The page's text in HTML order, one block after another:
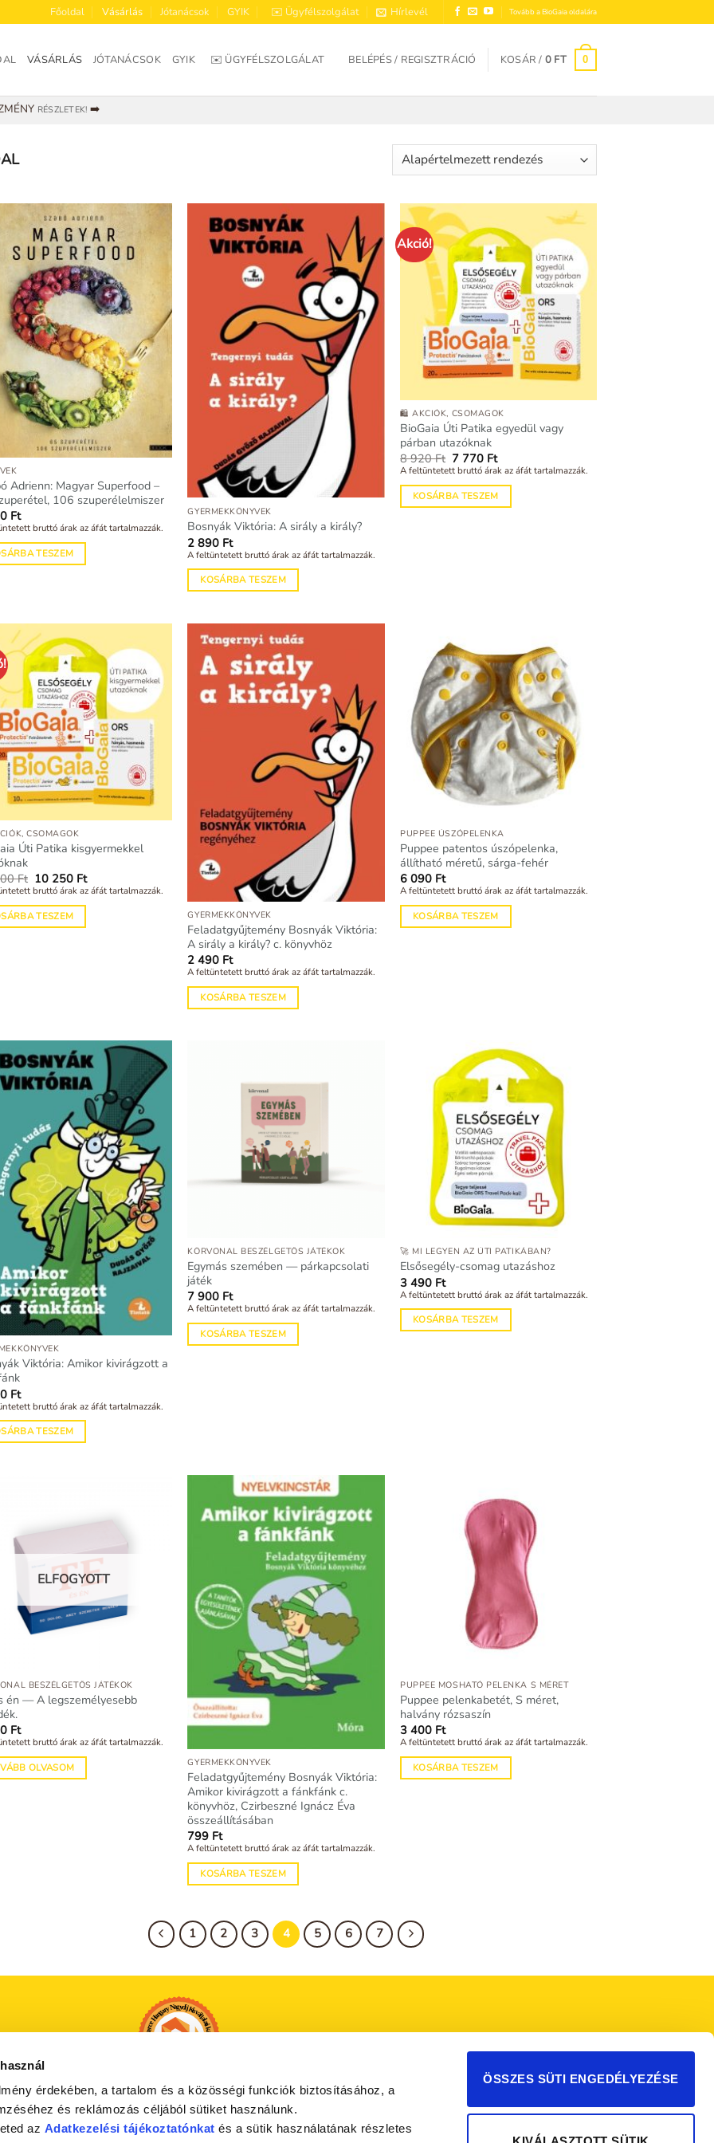
érdekében, a tartalom és a közösségi funkciók biztosításához, a
és reklámozás céljából sütiket használunk.
az Adatkezelési tájékoztatónkat és a sütik használatának részletes
ÖSSZES SÜTI ENGEDÉLYEZÉSE
Főoldal Vásárlás Jótanácsok GYIK ✉️ Ügyfélszolgálat Hírlevél Tovább a BioGaia oldalára
VÁSÁRLÁS JÓTANÁCSOK GYIK ✉️ ÜGYFÉLSZOLGÁLAT BELÉPÉS / REGISZTRÁCIÓ KOSÁR / 0 FT 0
RÉSZLETEK! ➡️
Adrienn: Magyar Superfood –
106 szuperélelmiszer
Ft
bruttó árak az áfát tartalmazzák.
TESZEM
GYERMEKKÖNYVEK
Bosnyák Viktória: A sirály a király?
2 890 Ft
A feltüntetett bruttó árak az áfát tartalmazzák.
KOSÁRBA TESZEM
Akció!
🛍️ AKCIÓK, CSOMAGOK
BioGaia Úti Patika egyedül vagy
párban utazóknak
8 920Ft Original
price
8
920 Ft.
7 770 FtCurrent
price
7
770 Ft.
A feltüntetett bruttó árak az áfát tartalmazzák.
KOSÁRBA TESZEM
CSOMAGOK
Úti Patika kisgyermekkel
Ft Original
price
11
900 Ft.
10 250 FtCurrent
price
bruttó árak az áfát tartalmazzák.
TESZEM
GYERMEKKÖNYVEK
Feladatgyűjtemény Bosnyák Viktória:
A sirály a király? c. könyvhöz
2 490 Ft
A feltüntetett bruttó árak az áfát tartalmazzák.
KOSÁRBA TESZEM
PUPPEE ÚSZÓPELENKA
Puppee patentos úszópelenka,
állítható méretű, sárga-fehér
6 090 Ft
A feltüntetett bruttó árak az áfát tartalmazzák.
KOSÁRBA TESZEM
Viktória: Amikor kivirágzott a
Ft
bruttó árak az áfát tartalmazzák.
TESZEM
KÖRVONAL BESZÉLGETŐS JÁTÉKOK
Egymás szemében — párkapcsolati
játék
7 900 Ft
A feltüntetett bruttó árak az áfát tartalmazzák.
KOSÁRBA TESZEM
🚀 MI LEGYEN AZ ÚTI PATIKÁBAN?
Elsősegély-csomag utazáshoz
3 490 Ft
A feltüntetett bruttó árak az áfát tartalmazzák.
KOSÁRBA TESZEM
ELFOGYOTT
BESZÉLGETŐS JÁTÉKOK
én — A legszemélyesebb
Ft
bruttó árak az áfát tartalmazzák.
OLVASOM
GYERMEKKÖNYVEK
Feladatgyűjtemény Bosnyák Viktória:
Amikor kivirágzott a fánkfánk c.
könyvhöz, Czirbeszné Ignácz Éva
összeállításában
799 Ft
A feltüntetett bruttó árak az áfát tartalmazzák.
KOSÁRBA TESZEM
PUPPEE MOSHATÓ PELENKA S MÉRET
Puppee pelenkabetét, S méret,
halvány rózsaszín
3 400 Ft
A feltüntetett bruttó árak az áfát tartalmazzák.
KOSÁRBA TESZEM
1 2 3 4 5 6 7